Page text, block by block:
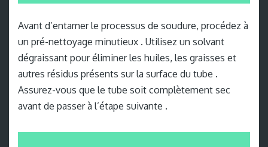
Avant d’entamer le processus de soudure, procédez à
un pré-nettoyage minutieux . Utilisez un solvant
dégraissant pour éliminer les huiles, les graisses et
autres résidus présents sur la surface du tube .
Assurez-vous que le tube soit complètement sec
avant de passer à l’étape suivante .